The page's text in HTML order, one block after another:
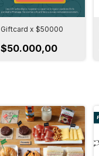
Giftcard x $50000
$50.000,00